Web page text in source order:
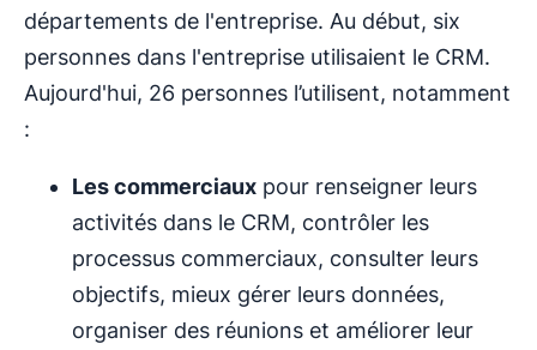
départements de l'entreprise. Au début, six
personnes dans l'entreprise utilisaient le CRM.
Aujourd'hui, 26 personnes l’utilisent, notamment
:
Les commerciaux pour renseigner leurs
activités dans le CRM, contrôler les
processus commerciaux, consulter leurs
objectifs, mieux gérer leurs données,
organiser des réunions et améliorer leur